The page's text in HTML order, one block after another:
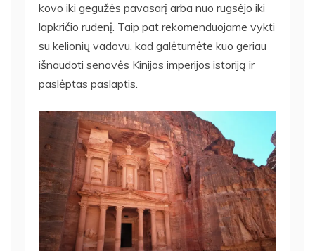
kovo iki gegužės pavasarį arba nuo rugsėjo iki
lapkričio rudenį. Taip pat rekomenduojame vykti
su kelionių vadovu, kad galėtumėte kuo geriau
išnaudoti senovės Kinijos imperijos istoriją ir
paslėptas paslaptis.